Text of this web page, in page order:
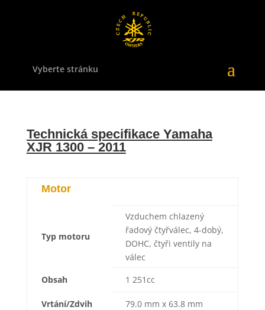
Vyberte stránku
Technická specifikace Yamaha
XJR 1300 – 2011
Motor
Typ motoru
Vzduchem chlazený
řadový čtyřválec, 4-dobý,
DOHC, čtyři ventily na
válec
Obsah
1 251cc
Vrtání/Zdvih 79.0 mm x 63.8 mm